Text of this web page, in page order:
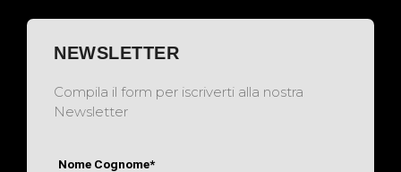
NEWSLETTER
Compila il form per iscriverti alla nostra
Newsletter
Nome Cognome*